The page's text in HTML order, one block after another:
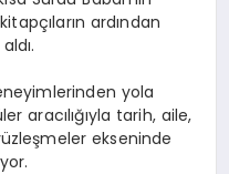
ardından
yola
aracılığıyla tarih, aile,
ekseninde